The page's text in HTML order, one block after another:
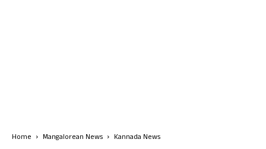
Home Mangalorean News Kannada News